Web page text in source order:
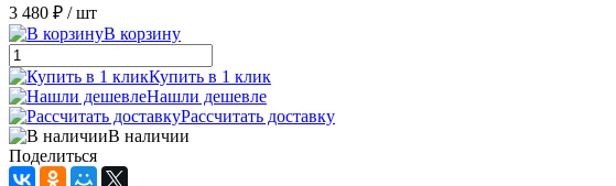
3 480 ₽ / шт
В корзину
Купить в 1 клик
Нашли дешевле
Рассчитать доставку
В наличии
Поделиться